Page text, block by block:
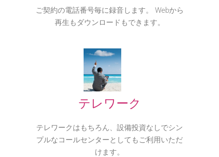
ご契約の電話番号毎に録音します。 Webから
再生もダウンロードもできます。
テレワーク
テレワークはもちろん、設備投資なしでシン
プルなコールセンターとしてもご利用いただ
けます。